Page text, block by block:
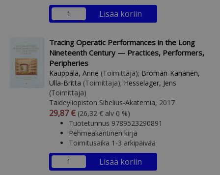
Lisää koriin
Tracing Operatic Performances in the Long
Nineteenth Century — Practices, Performers,
Peripheries
Kauppala, Anne (Toimittaja); Broman-Kananen,
Ulla-Britta (Toimittaja); Hesselager, Jens
(Toimittaja)
Taideyliopiston Sibelius-Akatemia, 2017
Arvonlisäverollinen hinta
29,87 € Arvonlisäveroton hinta
(26,32 € alv 0 %)
Tuotetunnus 9789523290891
Pehmeäkantinen kirja
Toimitusaika 1-3 arkipäivää
Lisää koriin